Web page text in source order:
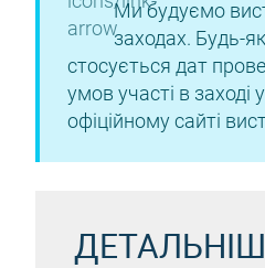
Ми будуємо
заходах. Будь-
стосується дат
умов участі в заході
офіційному сайті